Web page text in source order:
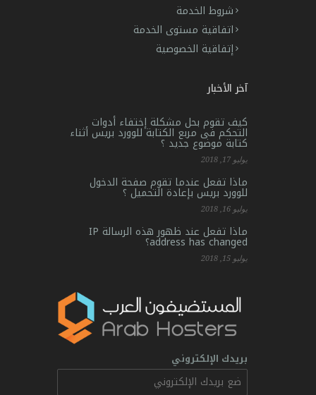
شروط الخدمة
اتفاقية مستوى الخدمة
إتفاقية الخصوصية
آخر الأخبار
كيف تقوم بحل مشكلة إختفاء أدوات
التحكم فى مربع الكتابة للوورد بريس أثناء
كتابة موضوع جديد ؟
يوليو 17, 2018
ماذا تفعل عندما تقوم صفحة الدخول
للوورد بريس بإعادة التحميل ؟
يوليو 16, 2018
ماذا تفعل عند ظهور هذه الرسالة IP
address has changed؟
يوليو 15, 2018
بريدك الإلكتروني